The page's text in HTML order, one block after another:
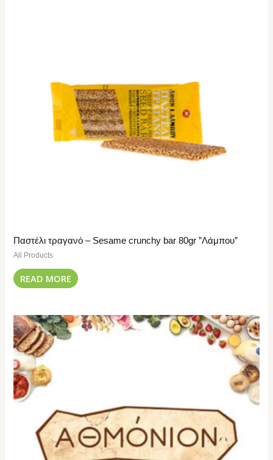
Παστέλι τραγανό – Sesame crunchy bar 80gr ”Λάμπου”
All Products
READ MORE